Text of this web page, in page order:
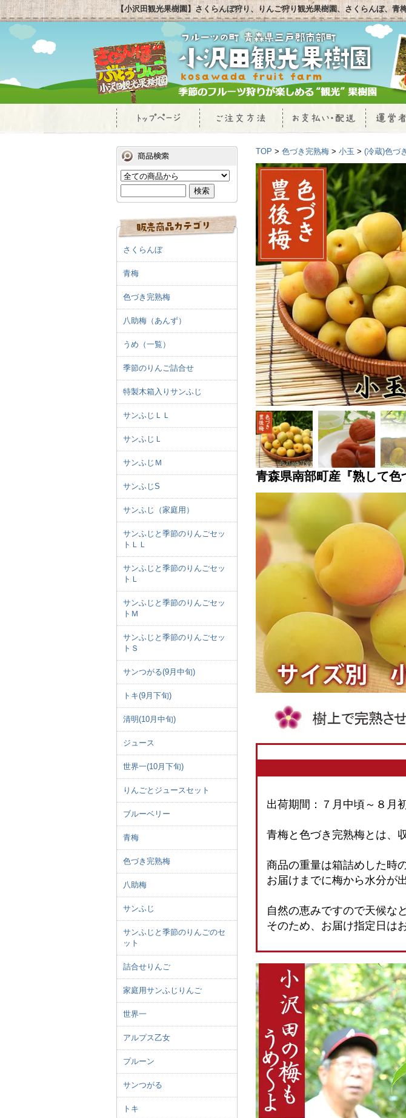
【小沢田観光果樹園】さくらんぼ狩り、りんご狩り観光果樹園、さくらんぼ、青
TOP > 色づき完熟梅 > 小玉 > (冷蔵)色づ
青森県南部町産『熟して色
出荷期間：７月中頃～８月
青梅と色づき完熟梅とは、
商品の重量は箱詰めした時
お届けまでに梅から水分が
自然の恵みですので天候な
そのため、お届け指定日は
さくらんぼ
青梅
色づき完熟梅
八助梅（あんず）
うめ（一覧）
季節のりんご詰合せ
特製木箱入りサンふじ
サンふじＬＬ
サンふじＬ
サンふじＭ
サンふじS
サンふじ（家庭用）
サンふじと季節のりんごセッ
トＬＬ
サンふじと季節のりんごセッ
トＬ
サンふじと季節のりんごセッ
トＭ
サンふじと季節のりんごセッ
トＳ
サンつがる(9月中旬)
トキ(9月下旬)
清明(10月中旬)
ジュース
世界一(10月下旬)
りんごとジュースセット
ブルーベリー
青梅
色づき完熟梅
八助梅
サンふじ
サンふじと季節のりんごのセ
ット
詰合せりんご
家庭用サンふじりんご
世界一
アルプス乙女
プルーン
サンつがる
トキ